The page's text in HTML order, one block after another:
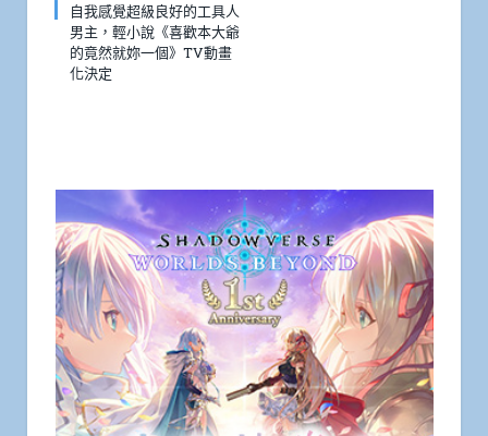
自我感覺超級良好的工具人
男主，輕小說《喜歡本大爺
的竟然就妳一個》TV動畫
化決定